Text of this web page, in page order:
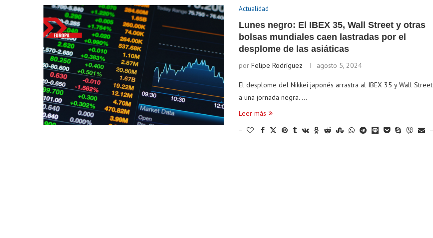
Actualidad
Lunes negro: El IBEX 35, Wall Street y otras
bolsas mundiales caen lastradas por el
desplome de las asiáticas
por Felipe Rodríguez agosto 5, 2024
El desplome del Nikkei japonés arrastra al IBEX 35 y Wall Street
a una jornada negra. …
Leer más
Tether $ 0.999026